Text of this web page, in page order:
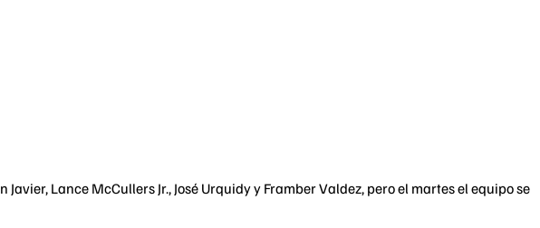
Javier, Lance McCullers Jr., José Urquidy y Framber Valdez, pero el martes el equipo se